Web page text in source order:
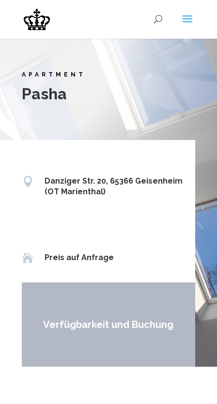
APARTMENT
Pasha

Danziger Str. 20, 65366 Geisenheim
(OT Marienthal)
 Preis auf Anfrage
Verfügbarkeit und Buchung